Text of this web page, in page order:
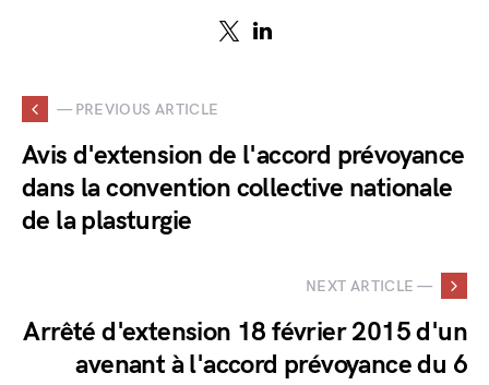
— PREVIOUS ARTICLE
Avis d'extension de l'accord prévoyance
dans la convention collective nationale
de la plasturgie
NEXT ARTICLE —
Arrêté d'extension 18 février 2015 d'un
avenant à l'accord prévoyance du 6